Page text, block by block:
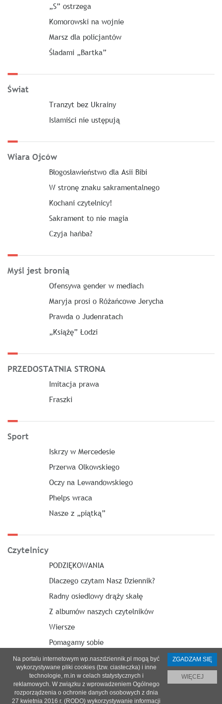
„S” ostrzega
Komorowski na wojnie
Marsz dla policjantów
Śladami „Bartka”
Świat
Tranzyt bez Ukrainy
Islamiści nie ustępują
Wiara Ojców
Błogosławieństwo dla Asii Bibi
W stronę znaku sakramentalnego
Kochani czytelnicy!
Sakrament to nie magia
Czyja hańba?
Myśl jest bronią
Ofensywa gender w mediach
Maryja prosi o Różańcowe Jerycha
Prawda o Judenratach
„Książę” Łodzi
PRZEDOSTATNIA STRONA
Imitacja prawa
Fraszki
Sport
Iskrzy w Mercedesie
Przerwa Olkowskiego
Oczy na Lewandowskiego
Phelps wraca
Nasze z „piątką”
Czytelnicy
PODZIĘKOWANIA
Dlaczego czytam Nasz Dziennik?
Radny osiedlowy drąży skałę
Z albumów naszych czytelników
Wiersze
Pomagamy sobie
O nas| Reklama|Prenumerata|
Na portalu internetowym wp.naszdziennik.pl mogą być
wykorzystywane pliki cookies (tzw. ciasteczka) i inne
technologie, m.in w celach statystycznych i
reklamowych. W związku z wprowadzeniem Ogólnego
rozporządzenia o ochronie danych osobowych z dnia
27 kwietnia 2016 r. (RODO) wykorzystywanie informacji
ZGADZAM SIĘ
WIĘCEJ